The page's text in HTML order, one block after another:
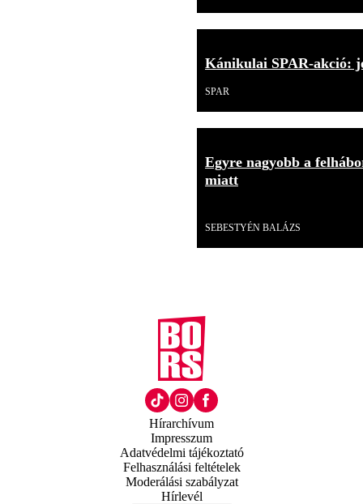
Kánikulai SPAR-akció:
SPAR
Egyre nagyobb a
miatt
SEBESTYÉN BALÁZS
Hírarchívum
Impresszum
Adatvédelmi tájékoztató
Felhasználási feltételek
Moderálási szabályzat
Hírlevél